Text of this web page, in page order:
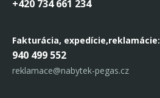
+420 734 661 234
Fakturácia, expedície,reklamácie:
940 499 552
reklamace@nabytek-pegas.cz